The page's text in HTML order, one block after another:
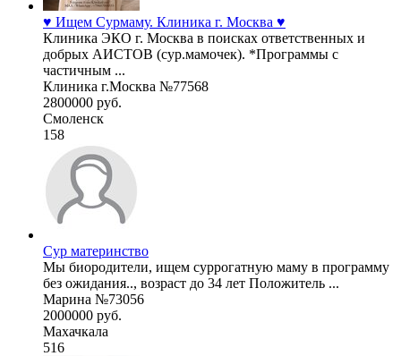
♥️ Ищем Сурмаму. Клиника г. Москва ♥️
Клиника ЭКО г. Москва в поисках ответственных и
добрых АИСТОВ (сур.мамочек). *Программы с
частичным ...
Клиника г.Москва №77568
2800000 руб.
Смоленск
158
Сур материнство
Мы биородители, ищем суррогатную маму в программу
без ожидания.., возраст до 34 лет Положитель ...
Марина №73056
2000000 руб.
Махачкала
516